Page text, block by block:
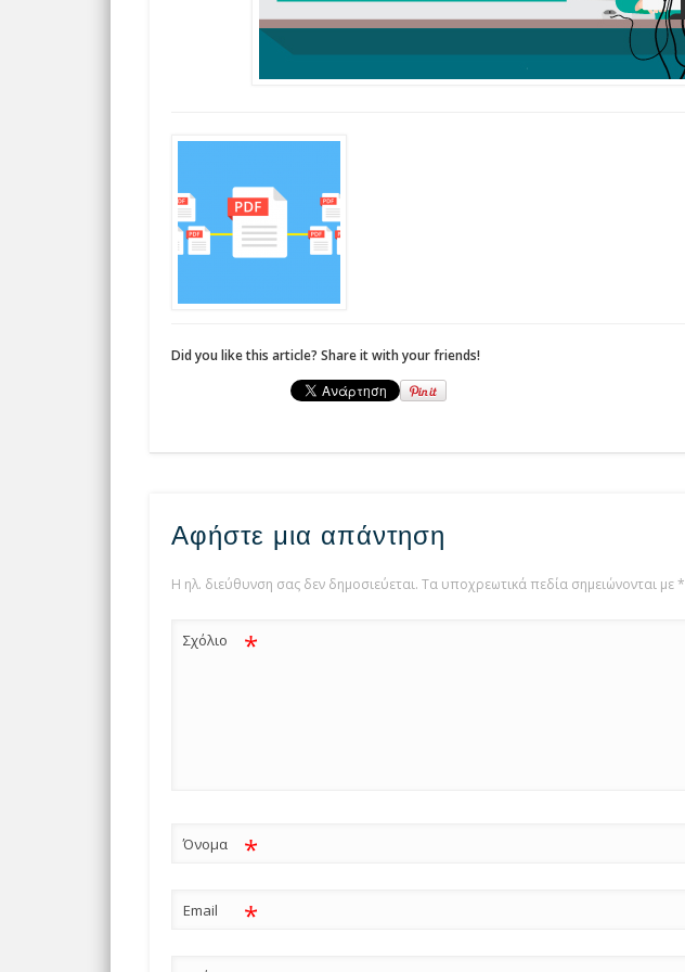
Did you like this article? Share it with your friends!
Αφήστε μια απάντηση
Η ηλ. διεύθυνση σας δεν δημοσιεύεται. Τα υποχρεωτικά πεδία σημειώνονται με*
Σχόλιο *
Όνομα *
Email *